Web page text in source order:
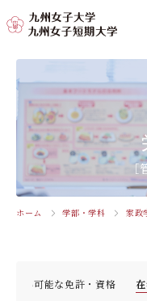
受験生の方へ
在学生の方へ
卒業生の方へ
保護者の方へ
教職員の方へ
総合案内
学長メッセージ
キャンパスマップ・施
教育理念・学則
沿革
学部・学科
九州女子大学
家政学部
児童・幼児教育学
学部・学科
九州女子短期大学
子ども健康学科
子ども健康学専攻
学生生活
キャンパスカレンダー
学納金
奨学金
学友会（サークル紹介
就職情報
就職活動年間スケジュ
就職対策講座・ガイダ
就職・キャリア支援
免許・資格一覧
入試情報
入学試験要項・提出書
入試日程・科目
出願方法
入学定員・選抜区分別
交通アクセス
［
ホーム 学部・学科 家政
取得可能な免許・資格